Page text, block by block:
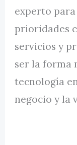
experto
prioridades
servicios y
ser la forma
tecnología
negocio y la